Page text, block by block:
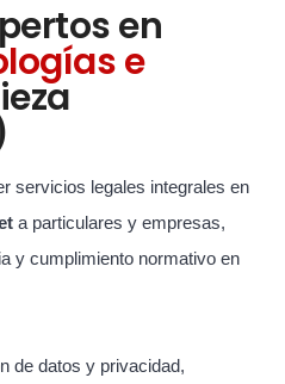
en
e
servicios legales integrales en
a particulares y empresas,
y cumplimiento normativo en
de datos y privacidad,